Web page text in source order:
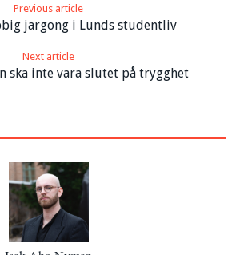
Previous article
jargong i Lunds studentliv
Next article
ska inte vara slutet på trygghet